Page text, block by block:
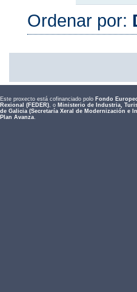
Ordenar por:
Este proxecto está cofinanciado polo Fondo
Rexional (FEDER), o Ministerio de Industria,
de Galicia (Secretaría Xeral de Modernización e
Plan Avanza.